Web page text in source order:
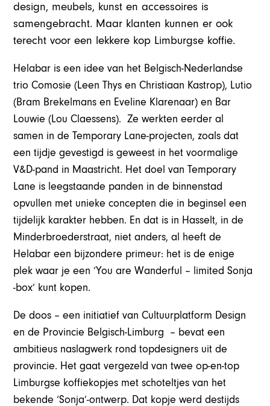
design, meubels, kunst en accessoires is
samengebracht. Maar klanten kunnen er ook
terecht voor een lekkere kop Limburgse koffie.
Helabar is een idee van het Belgisch-Nederlandse
trio Comosie (Leen Thys en Christiaan Kastrop), Lutio
(Bram Brekelmans en Eveline Klarenaar) en Bar
Louwie (Lou Claessens). Ze werkten eerder al
samen in de Temporary Lane-projecten, zoals dat
een tijdje gevestigd is geweest in het voormalige
V&D-pand in Maastricht. Het doel van Temporary
Lane is leegstaande panden in de binnenstad
opvullen met unieke concepten die in beginsel een
tijdelijk karakter hebben. En dat is in Hasselt, in de
Minderbroederstraat, niet anders, al heeft de
Helabar een bijzondere primeur: het is de enige
plek waar je een ‘You are Wanderful – limited Sonja
-box’ kunt kopen.
De doos – een initiatief van Cultuurplatform Design
en de Provincie Belgisch-Limburg – bevat een
ambitieus naslagwerk rond topdesigners uit de
provincie. Het gaat vergezeld van twee op-en-top
Limburgse koffiekopjes met schoteltjes van het
bekende ‘Sonja’-ontwerp. Dat kopje werd destijds